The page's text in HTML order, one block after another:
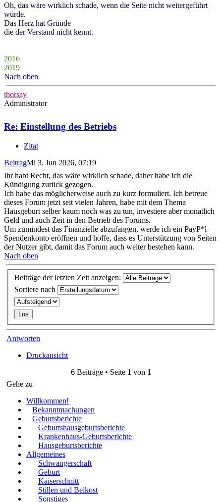
Oh, das wäre wirklich schade, wenn die Seite nicht weitergeführt
würde.
Das Herz hat Gründe
die der Verstand nicht kennt.
2016
2019
Nach oben
thorsay
Administrator
Re: Einstellung des Betriebs
Zitat
BeitragMi 3. Jun 2026, 07:19
Ihr habt Recht, das wäre wirklich schade, daher habe ich die
Kündigung zurück gezogen.
Ich habe das möglicherweise auch zu kurz formuliert. Ich betreue
dieses Forum jetzt seit vielen Jahren, habe mit dem Thema
Hausgeburt selber kaum noch was zu tun, investiere aber monatlich
Geld und auch Zeit in den Betrieb des Forums.
Um zumindest das Finanzielle abzufangen, werde ich ein PayP*l-
Spendenkonto eröffnen und hoffe, dass es Unterstützung von Seiten
der Nutzer gibt, damit das Forum auch weiter bestehen kann.
Nach oben
Beiträge der letzten Zeit anzeigen:
Sortiere nach
Antworten
Druckansicht
6 Beiträge • Seite 1 von 1
Gehe zu
Willkommen!
Bekanntmachungen
Geburtsberichte
Geburtshausgeburtsberichte
Krankenhaus-Geburtsberichte
Hausgeburtsberichte
Allgemeines
Schwangerschaft
Geburt
Kaiserschnitt
Stillen und Beikost
Sonstiges